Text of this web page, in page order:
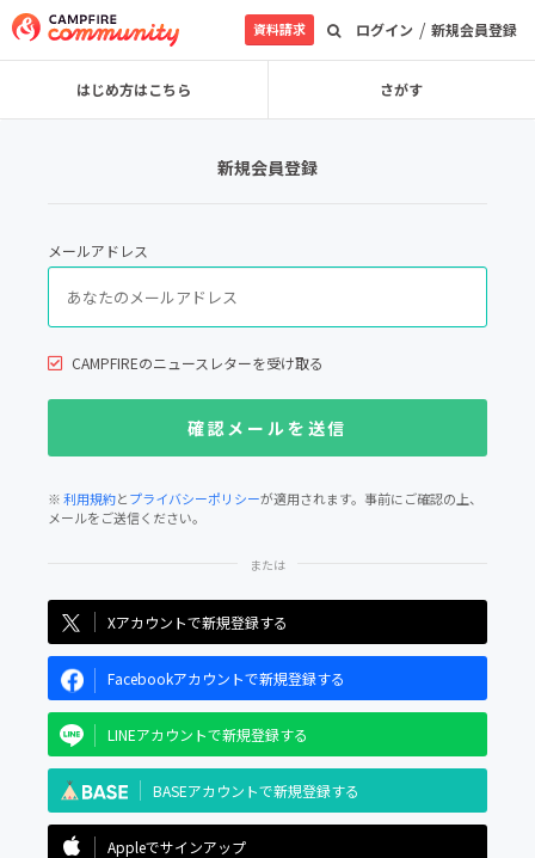
ログイン / 新規会員登録
資料請求
はじめ方はこちら さがす
新規会員登録
メールアドレス
CAMPFIREのニュースレターを受け取る
※利用規約とプライバシーポリシーが適用されます。事前にご確認の上、
メールをご送信ください。
Xアカウントで新規登録する
Facebookアカウントで新規登録する
LINEアカウントで新規登録する
BASEアカウントで新規登録する
Appleでサインアップ